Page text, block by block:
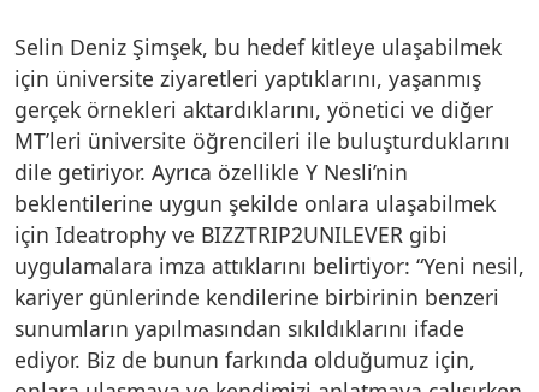
Selin Deniz Şimşek, bu hedef kitleye ulaşabilmek
için üniversite ziyaretleri yaptıklarını, yaşanmış
gerçek örnekleri aktardıklarını, yönetici ve diğer
MT’leri üniversite öğrencileri ile buluşturduklarını
dile getiriyor. Ayrıca özellikle Y Nesli’nin
beklentilerine uygun şekilde onlara ulaşabilmek
için Ideatrophy ve BIZZTRIP2UNILEVER gibi
uygulamalara imza attıklarını belirtiyor: “Yeni nesil,
kariyer günlerinde kendilerine birbirinin benzeri
sunumların yapılmasından sıkıldıklarını ifade
ediyor. Biz de bunun farkında olduğumuz için,